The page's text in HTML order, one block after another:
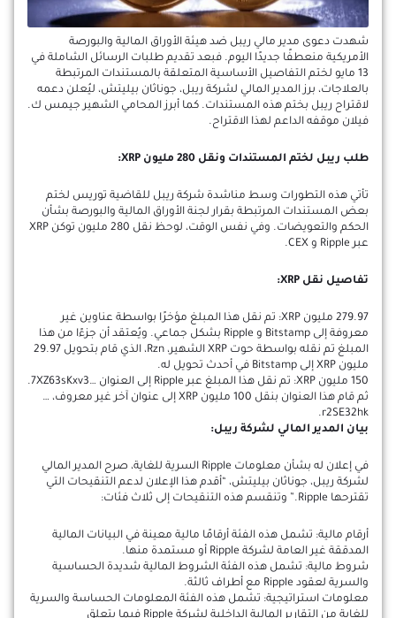
شهدت دعوى مدير مالي ريبل ضد هيئة الأوراق المالية والبورصة
الأمريكية منعطفًا جديدًا اليوم. فبعد تقديم طلبات الرسائل الشاملة في
13 مايو لختم التفاصيل الأساسية المتعلقة بالمستندات المرتبطة
بالعلاجات، برز المدير المالي لشركة ريبل، جوناثان بيليتش، ليُعلن دعمه
لاقتراح ريبل بختم هذه المستندات. كما أبرز المحامي الشهير جيمس ك.
فيلان موقفه الداعم لهذا الاقتراح.
طلب ريبل لختم المستندات ونقل 280 مليون XRP:
تأتي هذه التطورات وسط مناشدة شركة ريبل للقاضية توريس لختم
بعض المستندات المرتبطة بقرار لجنة الأوراق المالية والبورصة بشأن
الحكم والتعويضات. وفي نفس الوقت، لوحظ نقل 280 مليون توكن XRP
عبر Ripple و CEX.
تفاصيل نقل XRP:
279.97 مليون XRP: تم نقل هذا المبلغ مؤخرًا بواسطة عناوين غير
معروفة إلى Bitstamp و Ripple بشكل جماعي. ويُعتقد أن جزءًا من هذا
المبلغ تم نقله بواسطة حوت XRP الشهير، Rzn، الذي قام بتحويل 29.97
مليون XRP إلى Bitstamp في أحدث تحويل له.
150 مليون XRP: تم نقل هذا المبلغ عبر Ripple إلى العنوان …7XZ63sKxv3.
ثم قام هذا العنوان بنقل 100 مليون XRP إلى عنوان آخر غير معروف، …
r2SE32hk.
بيان المدير المالي لشركة ريبل:
في إعلان له بشأن معلومات Ripple السرية للغاية، صرح المدير المالي
لشركة ريبل، جوناثان بيليتش، “أقدم هذا الإعلان لدعم التنقيحات التي
تقترحها Ripple.” وتنقسم هذه التنقيحات إلى ثلاث فئات:
أرقام مالية: تشمل هذه الفئة أرقامًا مالية معينة في البيانات المالية
المدققة غير العامة لشركة Ripple أو مستمدة منها.
شروط مالية: تشمل هذه الفئة الشروط المالية شديدة الحساسية
والسرية لعقود Ripple مع أطراف ثالثة.
معلومات استراتيجية: تشمل هذه الفئة المعلومات الحساسة والسرية
للغاية من التقارير المالية الداخلية لشركة Ripple فيما يتعلق